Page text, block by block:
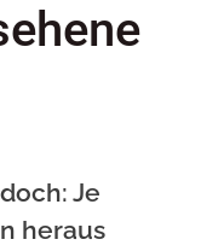
Je
heraus